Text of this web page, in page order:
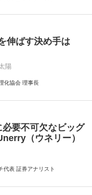
伸ばす決め手は
陽
化協会 理事長
要不可欠なビッグ
（ウネリー）
代表 証券アナリスト